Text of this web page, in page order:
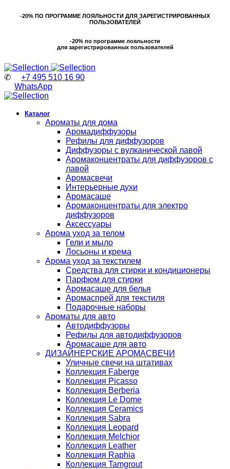
-20% ПО ПРОГРАММЕ ЛОЯЛЬНОСТИ ДЛЯ ЗАРЕГИСТРИРОВАННЫХ
ПОЛЬЗОВАТЕЛЕЙ
-20% по программе лояльности
для зарегистрированных пользователей
✆ +7 495 510 16 90
WhatsApp
Каталог
Ароматы для дома
Аромадиффузоры
Рефилы для диффузоров
Диффузоры с вулканической лавой
Аромаконцентраты для диффузоров с
лавой
Аромасвечи
Интерьерные духи
Аромасаше
Аромаконцентраты для электро
диффузоров
Аксессуары
Арома уход за телом
Гели и мыло
Лосьоны и крема
Арома уход за текстилем
Средства для стирки и кондиционеры
Парфюм для стирки
Аромасаше для белья
Аромаспрей для текстиля
Подарочные наборы
Ароматы для авто
Автодиффузоры
Рефилы для автодиффузоров
Аромасаше для авто
ДИЗАЙНЕРСКИЕ АРОМАСВЕЧИ
Уличные свечи на штативах
Коллекция Faberge
Коллекция Picasso
Коллекция Berberia
Коллекция Le Dome
Коллекция Ceramics
Коллекция Sabra
Коллекция Leopard
Коллекция Melchior
Коллекция Leather
Коллекция Raphia
Коллекция Tamgrout